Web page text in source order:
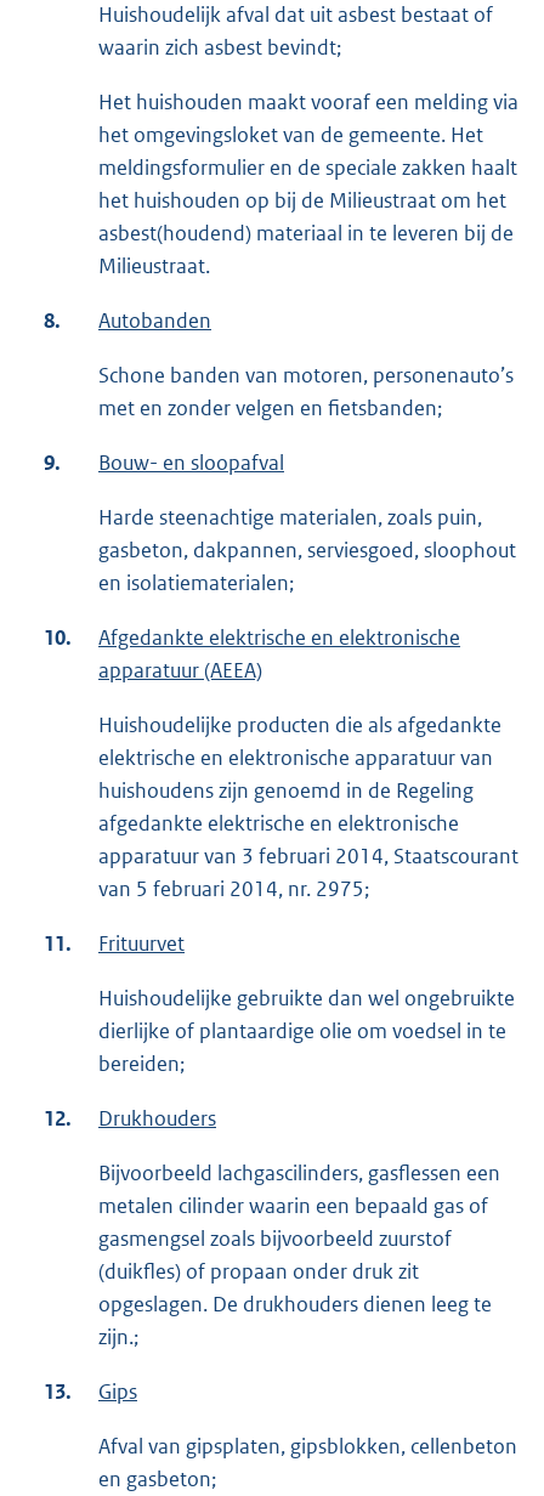
Huishoudelijk afval dat uit asbest bestaat of
waarin zich asbest bevindt;
Het huishouden maakt vooraf een melding via
het omgevingsloket van de gemeente. Het
meldingsformulier en de speciale zakken haalt
het huishouden op bij de Milieustraat om het
asbest(houdend) materiaal in te leveren bij de
Milieustraat.
8. Autobanden
Schone banden van motoren, personenauto’s
met en zonder velgen en fietsbanden;
9. Bouw- en sloopafval
Harde steenachtige materialen, zoals puin,
gasbeton, dakpannen, serviesgoed, sloophout
en isolatiematerialen;
10.
Afgedankte elektrische en elektronische
apparatuur (AEEA)
Huishoudelijke producten die als afgedankte
elektrische en elektronische apparatuur van
huishoudens zijn genoemd in de Regeling
afgedankte elektrische en elektronische
apparatuur van 3 februari 2014, Staatscourant
van 5 februari 2014, nr. 2975;
11. Frituurvet
Huishoudelijke gebruikte dan wel ongebruikte
dierlijke of plantaardige olie om voedsel in te
bereiden;
12. Drukhouders
Bijvoorbeeld lachgascilinders, gasflessen een
metalen cilinder waarin een bepaald gas of
gasmengsel zoals bijvoorbeeld zuurstof
(duikfles) of propaan onder druk zit
opgeslagen. De drukhouders dienen leeg te
zijn.;
13. Gips
Afval van gipsplaten, gipsblokken, cellenbeton
en gasbeton;